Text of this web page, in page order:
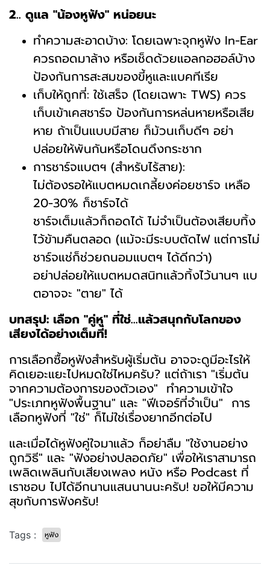
2.. ดูแล "น้องหูฟัง" หน่อยนะ
ทำความสะอาดบ้าง: โดยเฉพาะจุกหูฟัง In-Ear
ควรถอดมาล้าง หรือเช็ดด้วยแอลกอฮอล์บ้าง
ป้องกันการสะสมของขี้หูและแบคทีเรีย
เก็บให้ถูกที่: ใช้เสร็จ (โดยเฉพาะ TWS) ควร
เก็บเข้าเคสชาร์จ ป้องกันการหล่นหายหรือเสีย
หาย ถ้าเป็นแบบมีสาย ก็ม้วนเก็บดีๆ อย่า
ปล่อยให้พันกันหรือโดนดึงกระชาก
การชาร์จแบตฯ (สำหรับไร้สาย):
ไม่ต้องรอให้แบตหมดเกลี้ยงค่อยชาร์จ เหลือ
20-30% ก็ชาร์จได้
ชาร์จเต็มแล้วก็ถอดได้ ไม่จำเป็นต้องเสียบทิ้ง
ไว้ข้ามคืนตลอด (แม้จะมีระบบตัดไฟ แต่การไม่
ชาร์จแช่ก็ช่วยถนอมแบตฯ ได้ดีกว่า)
อย่าปล่อยให้แบตหมดสนิทแล้วทิ้งไว้นานๆ แบ
ตอาจจะ "ตาย" ได้
บทสรุป: เลือก "คู่หู" ที่ใช่...แล้วสนุกกับโลกของ
เสียงได้อย่างเต็มที่!
การเลือกซื้อหูฟังสำหรับผู้เริ่มต้น อาจจะดูมีอะไรให้
คิดเยอะแยะไปหมดใช่ไหมครับ? แต่ถ้าเรา "เริ่มต้น
จากความต้องการของตัวเอง" ทำความเข้าใจ
"ประเภทหูฟังพื้นฐาน" และ "ฟีเจอร์ที่จำเป็น" การ
เลือกหูฟังที่ "ใช่" ก็ไม่ใช่เรื่องยากอีกต่อไป
และเมื่อได้หูฟังคู่ใจมาแล้ว ก็อย่าลืม "ใช้งานอย่าง
ถูกวิธี" และ "ฟังอย่างปลอดภัย" เพื่อให้เราสามารถ
เพลิดเพลินกับเสียงเพลง หนัง หรือ Podcast ที่
เราชอบ ไปได้อีกนานแสนนานนะครับ! ขอให้มีความ
สุขกับการฟังครับ!
Tags : หูฟัง